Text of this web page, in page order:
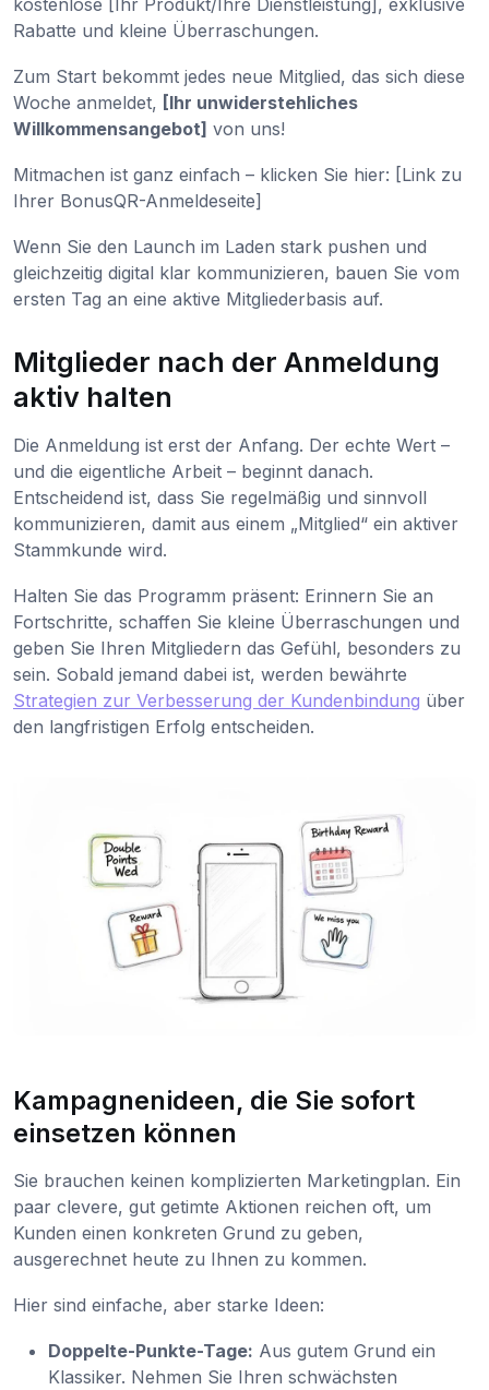
Rabatte und kleine Überraschungen.
Zum Start bekommt jedes neue Mitglied, das sich diese
Woche anmeldet, [Ihr unwiderstehliches
Willkommensangebot] von uns!
Mitmachen ist ganz einfach – klicken Sie hier: [Link zu
Ihrer BonusQR-Anmeldeseite]
Wenn Sie den Launch im Laden stark pushen und
gleichzeitig digital klar kommunizieren, bauen Sie vom
ersten Tag an eine aktive Mitgliederbasis auf.
Mitglieder nach der Anmeldung
aktiv halten
Die Anmeldung ist erst der Anfang. Der echte Wert –
und die eigentliche Arbeit – beginnt danach.
Entscheidend ist, dass Sie regelmäßig und sinnvoll
kommunizieren, damit aus einem „Mitglied“ ein aktiver
Stammkunde wird.
Halten Sie das Programm präsent: Erinnern Sie an
Fortschritte, schaffen Sie kleine Überraschungen und
geben Sie Ihren Mitgliedern das Gefühl, besonders zu
sein. Sobald jemand dabei ist, werden bewährte
Strategien zur Verbesserung der Kundenbindung über
den langfristigen Erfolg entscheiden.
Kampagnenideen, die Sie sofort
einsetzen können
Sie brauchen keinen komplizierten Marketingplan. Ein
paar clevere, gut getimte Aktionen reichen oft, um
Kunden einen konkreten Grund zu geben,
ausgerechnet heute zu Ihnen zu kommen.
Hier sind einfache, aber starke Ideen:
Doppelte-Punkte-Tage: Aus gutem Grund ein
Klassiker. Nehmen Sie Ihren schwächsten